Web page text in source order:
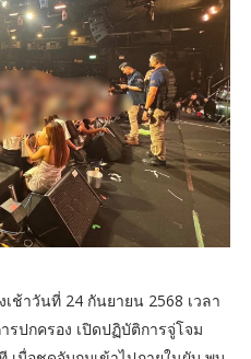
ช้าวันที่ 24 กันยายน 2568 เวลา
รปกครอง เปิดปฏิบัติการจู่โจม